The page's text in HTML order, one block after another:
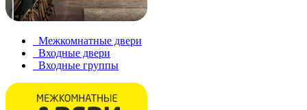
Межкомнатные двери
Входные двери
Входные группы